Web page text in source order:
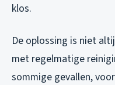
klos.
De oplossing is niet
met regelmatige
sommige gevallen,